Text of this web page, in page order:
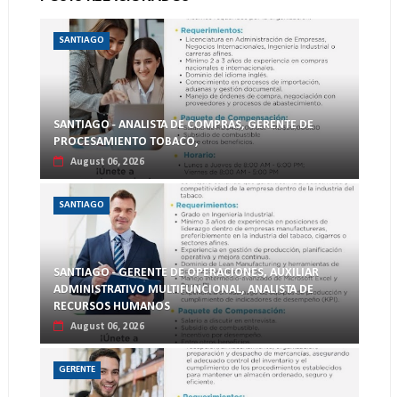
SANTIAGO
SANTIAGO - ANALISTA DE COMPRAS, GERENTE DE
PROCESAMIENTO TOBACO,
August 06, 2026
SANTIAGO
SANTIAGO - GERENTE DE OPERACIONES, AUXILIAR
ADMINISTRATIVO MULTIFUNCIONAL, ANALISTA DE
RECURSOS HUMANOS
August 06, 2026
GERENTE